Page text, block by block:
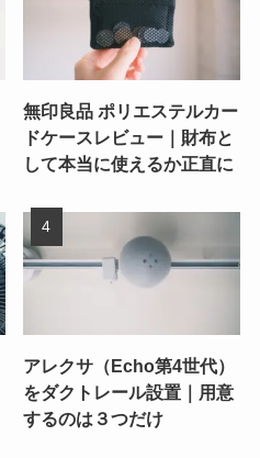
無印良品 ポリエステルカー
ドケースレビュー｜財布と
して本当に使えるか正直に
アレクサ（Echo第4世代）
をダクトレール設置｜用意
するのは３つだけ